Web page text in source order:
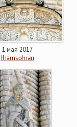
1 мая 2017
Hramsohran